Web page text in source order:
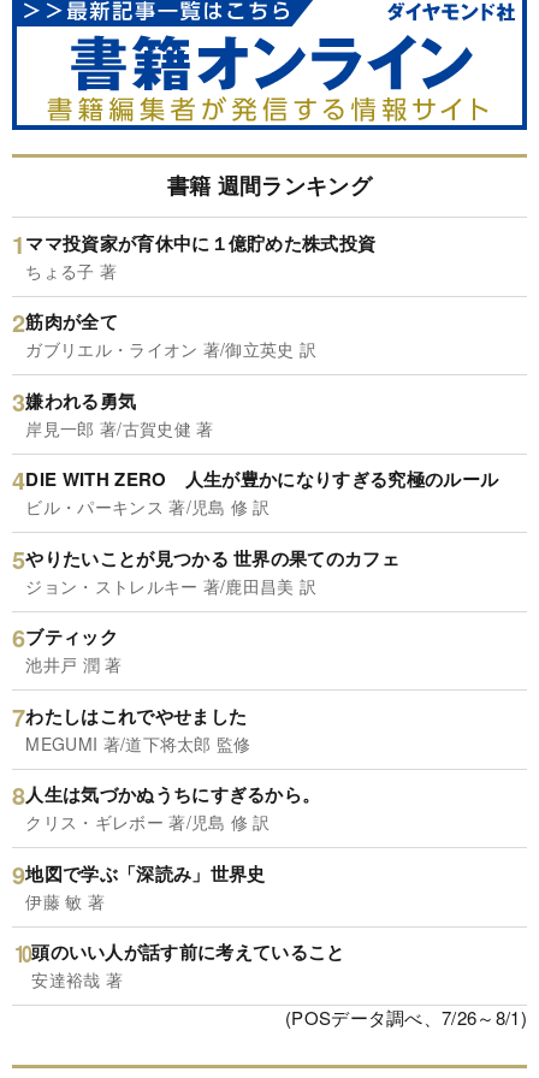
書籍 週間ランキング
ママ投資家が育休中に１億貯めた株式投資
ちょる子 著
筋肉が全て
ガブリエル・ライオン 著/御立英史 訳
嫌われる勇気
岸見一郎 著/古賀史健 著
DIE WITH ZERO 人生が豊かになりすぎる究極のルール
ビル・パーキンス 著/児島 修 訳
やりたいことが見つかる 世界の果てのカフェ
ジョン・ストレルキー 著/鹿田昌美 訳
ブティック
池井戸 潤 著
わたしはこれでやせました
MEGUMI 著/道下将太郎 監修
人生は気づかぬうちにすぎるから。
クリス・ギレボー 著/児島 修 訳
地図で学ぶ「深読み」世界史
伊藤 敏 著
頭のいい人が話す前に考えていること
安達裕哉 著
(POSデータ調べ、7/26～8/1)